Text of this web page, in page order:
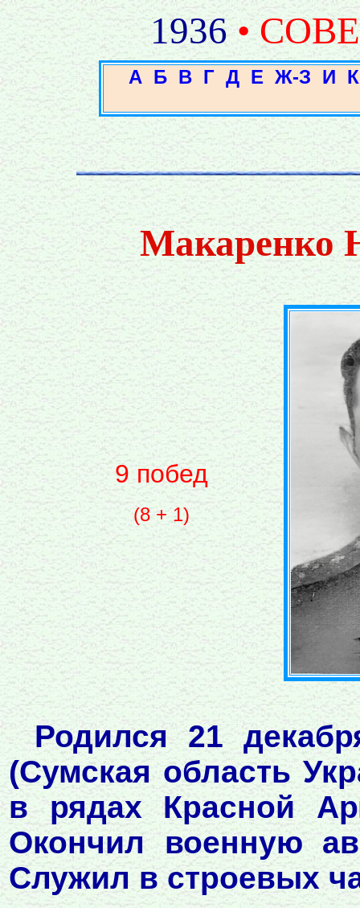
1936 •
А Б В Г Д Е Ж-З И К
Макаренко
9 побед
(8 + 1)
Родился 21
(Сумская область
в рядах Красной
Окончил военную
Служил в строевых